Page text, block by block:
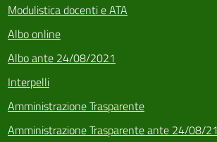
Modulistica docenti e ATA
Albo online
Albo ante 24/08/2021
Interpelli
Amministrazione Trasparente
Amministrazione Trasparente ante 24/08/21